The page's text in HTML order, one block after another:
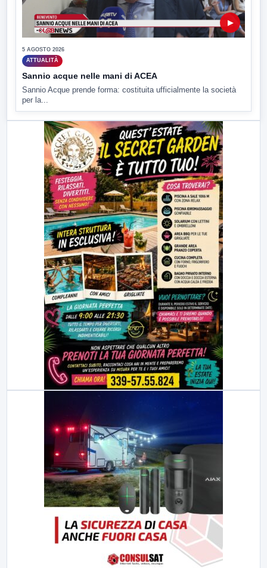
▶
5 AGOSTO 2026
ATTUALITÀ
Sannio acque nelle mani di ACEA
Sannio Acque prende forma: costituita ufficialmente la società
per la...